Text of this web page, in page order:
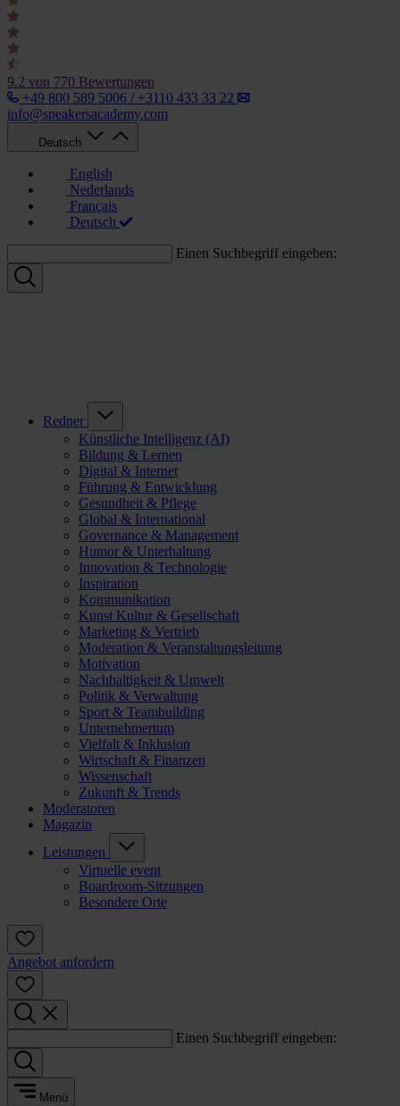
9.2 von 770 Bewertungen
+49 800 589 5006 / +3110 433 33 22
info@speakersacademy.com
Deutsch
English
Nederlands
Français
Deutsch
Einen Suchbegriff eingeben:
Redner
Künstliche Intelligenz (AI)
Bildung & Lernen
Digital & Internet
Führung & Entwicklung
Gesundheit & Pflege
Global & International
Governance & Management
Humor & Unterhaltung
Innovation & Technologie
Inspiration
Kommunikation
Kunst Kultur & Gesellschaft
Marketing & Vertrieb
Moderation & Veranstaltungsleitung
Motivation
Nachhaltigkeit & Umwelt
Politik & Verwaltung
Sport & Teambuilding
Unternehmertum
Vielfalt & Inklusion
Wirtschaft & Finanzen
Wissenschaft
Zukunft & Trends
Moderatoren
Magazin
Leistungen
Virtuelle event
Boardroom-Sitzungen
Besondere Orte
Angebot anfordern
Einen Suchbegriff eingeben:
Menü